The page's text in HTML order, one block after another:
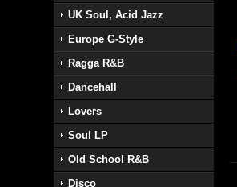
UK Soul, Acid Jazz
Europe G-Style
Ragga R&B
Dancehall
Lovers
Soul LP
Old School R&B
Disco